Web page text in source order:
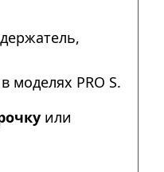
моделях PRO S.
или